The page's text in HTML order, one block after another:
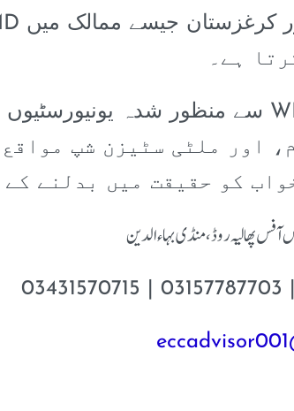
ہے۔
کو حقیقت میں بدلنے
آفس پھالیہ روڈ، منڈی بہاءالدین